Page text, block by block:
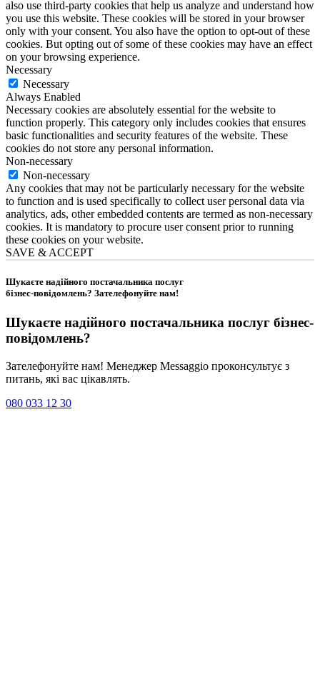
also use third-party cookies that help us analyze and understand how
you use this website. These cookies will be stored in your browser
only with your consent. You also have the option to opt-out of these
cookies. But opting out of some of these cookies may have an effect
on your browsing experience.
Necessary
Necessary
Always Enabled
Necessary cookies are absolutely essential for the website to
function properly. This category only includes cookies that ensures
basic functionalities and security features of the website. These
cookies do not store any personal information.
Non-necessary
Non-necessary
Any cookies that may not be particularly necessary for the website
to function and is used specifically to collect user personal data via
analytics, ads, other embedded contents are termed as non-necessary
cookies. It is mandatory to procure user consent prior to running
these cookies on your website.
SAVE & ACCEPT
Шукаєте надійного постачальника послуг
бізнес-повідомлень? Зателефонуйте нам!
Шукаєте надійного постачальника послуг бізнес-
повідомлень?
Зателефонуйте нам! Менеджер Messaggio проконсультує з
питань, які вас цікавлять.
080 033 12 30